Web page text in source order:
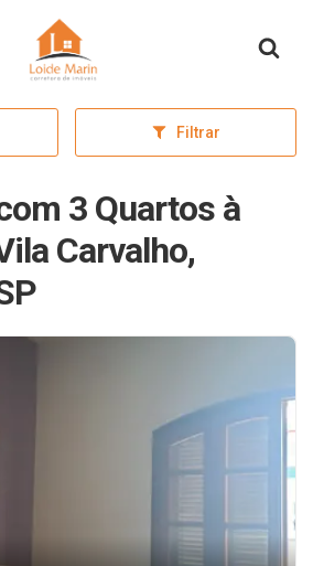
Página inicial
Filtrar
3 Quartos à
Carvalho,